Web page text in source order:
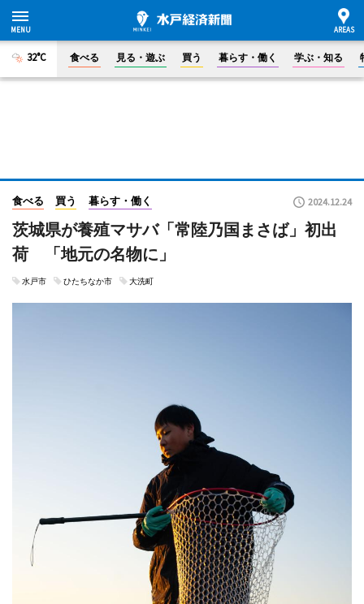
32°C 食べる 見る・遊ぶ 買う 暮らす・働く 学ぶ・知る
食べる 買う 暮らす・働く 2024.12.24
茨城県が養殖マサバ「常陸乃国まさば」初出
荷 「地元の名物に」
水戸市 ひたちなか市 大洗町